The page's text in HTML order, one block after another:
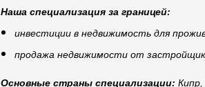
Наша специализация за границей:
инвестиции в недвижимость для
продажа недвижимости от
Основные страны специализации: Кипр,